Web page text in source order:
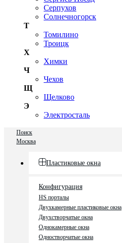
Серпухов
Солнечногорск
Т
Томилино
Троицк
Х
Химки
Ч
Чехов
Щ
Щелково
Э
Электросталь
Поиск
Москва
Пластиковые окна
Конфигурация
HS порталы
Двухкамерные пластиковые окна
Двухстворчатые окна
Однокамерные окна
Одностворчатые окна